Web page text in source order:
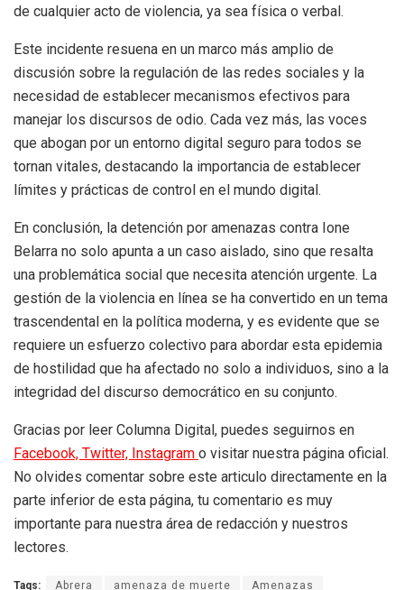
de cualquier acto de violencia, ya sea física o verbal.
Este incidente resuena en un marco más amplio de
discusión sobre la regulación de las redes sociales y la
necesidad de establecer mecanismos efectivos para
manejar los discursos de odio. Cada vez más, las voces
que abogan por un entorno digital seguro para todos se
tornan vitales, destacando la importancia de establecer
límites y prácticas de control en el mundo digital.
En conclusión, la detención por amenazas contra Ione
Belarra no solo apunta a un caso aislado, sino que resalta
una problemática social que necesita atención urgente. La
gestión de la violencia en línea se ha convertido en un tema
trascendental en la política moderna, y es evidente que se
requiere un esfuerzo colectivo para abordar esta epidemia
de hostilidad que ha afectado no solo a individuos, sino a la
integridad del discurso democrático en su conjunto.
Gracias por leer Columna Digital, puedes seguirnos en
Facebook, Twitter, Instagram o visitar nuestra página oficial.
No olvides comentar sobre este articulo directamente en la
parte inferior de esta página, tu comentario es muy
importante para nuestra área de redacción y nuestros
lectores.
Tags: Abrera amenaza de muerte Amenazas